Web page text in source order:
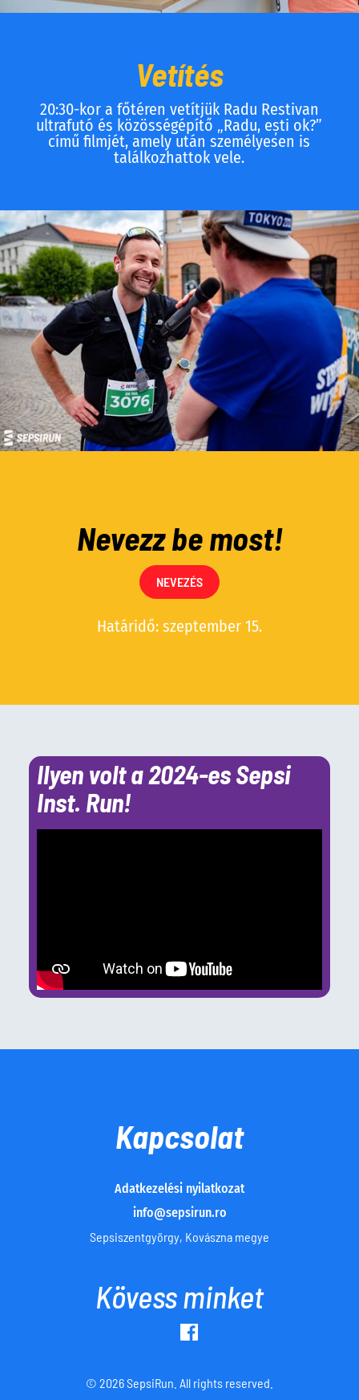
Vetítés
20:30-kor a főtéren vetítjük Radu Restivan
ultrafutó és közösségépítő „Radu, ești ok?”
című filmjét, amely után személyesen is
találkozhattok vele.
Nevezz be most!
NEVEZÉS
Határidő: szeptember 15.
Ilyen volt a 2024-es Sepsi
Inst. Run!
Kapcsolat
Adatkezelési nyilatkozat
info@sepsirun.ro
Sepsiszentgyörgy, Kovászna megye
Kövess minket
© 2026 SepsiRun. All rights reserved.